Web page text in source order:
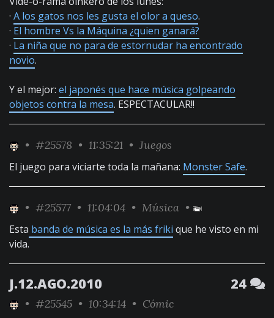
· A los gatos nos les gusta el olor a queso.
· El hombre Vs la Máquina ¿quien ganará?
· La niña que no para de estornudar ha encontrado
novio.
Y el mejor: el japonés que hace música golpeando
objetos contra la mesa. ESPECTACULAR!!
• #25578 • 11:35:21 • Juegos
El juego para viciarte toda la mañana: Monster Safe.
• #25577 • 11:04:04 • Música •
Esta banda de música es la más friki que he visto en mi
vida.
J.12.AGO.2010 24
• #25545 • 10:34:14 • Cómic